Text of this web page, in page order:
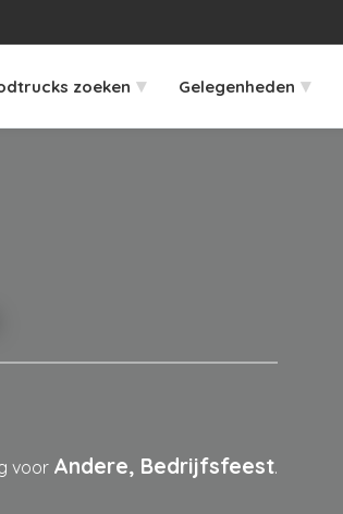
zoeken ▾ Gelegenheden ▾
voor Andere, Bedrijfsfeest.